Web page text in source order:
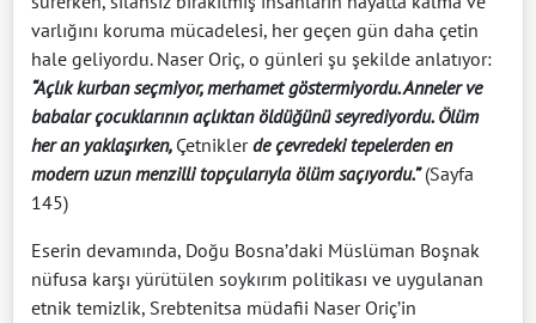
varlığını koruma mücadelesi, her geçen gün daha çetin
hale geliyordu. Naser Oriç, o günleri şu şekilde anlatıyor:
“Açlık kurban seçmiyor, merhamet göstermiyordu. Anneler ve
babalar çocuklarının açlıktan öldüğünü seyrediyordu. Ölüm
her an yaklaşırken, Çetniklerde çevredeki tepelerden en
modern uzun menzilli topçularıyla ölüm saçıyordu.” (Sayfa
145)
Eserin devamında, Doğu Bosna’daki Müslüman Boşnak
nüfusa karşı yürütülen soykırım politikası ve uygulanan
etnik temizlik, Srebtenitsa müdafii Naser Oriç’in